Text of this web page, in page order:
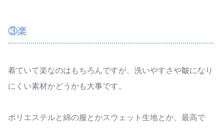
③楽
着ていて楽なのはもちろんですが、洗いやすさや皺になり
にくい素材かどうかも大事です。
ポリエステルと綿の服とかスウェット生地とか、最高で